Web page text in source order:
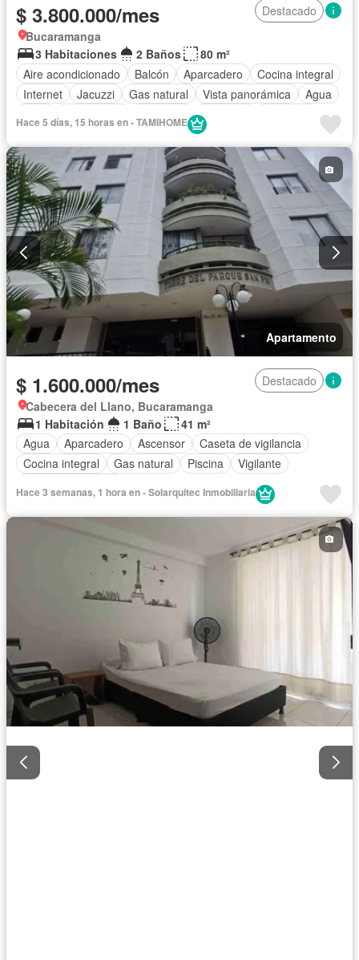
$ 3.800.000/mes
Destacado
Bucaramanga
3 Habitaciones
2 Baños
80 m²
Aire acondicionado
Balcón Aparcadero
Cocina integral
Internet
Jacuzzi Gas natural Vista panorámica
Agua
Gimnasio
Piscina
Hace 5 días, 15 horas en - TAMIHOME
Apartamento
$ 1.600.000/mes
Destacado
Cabecera del Llano, Bucaramanga
1 Habitación
1 Baño
41 m²
Agua
Aparcadero Ascensor
Caseta de vigilancia
Cocina integral
Gas natural Piscina
Vigilante
Hace 3 semanas, 1 hora en - Solarquitec Inmobiliaria